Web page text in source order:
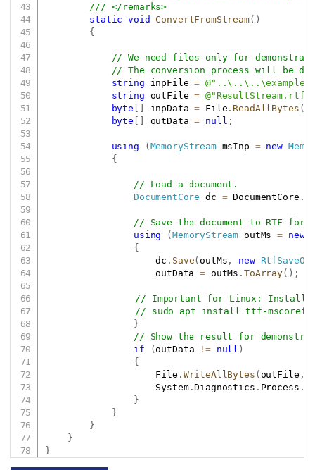
/// </remarks>
static
void ConvertFromStream( )
{
// We need files only for
// The conversion process will be
string inpFile =
string outFile = @"ResultStream.rtf"
byte
inpData = File . ReadAllBytes (
byte
outData = null ;
using ( MemoryStream msInp = new
{
// Load a document.
DocumentCore dc = DocumentCore .
// Save the document to RTF
using
( MemoryStream outMs = new
{
                    dc
. Save(outMs , new
                    outData
= outMs .ToArray( ) ;
// Important for Linux: Install
}
// Show the result for
if
(outData != null )
{
                    File
. WriteAllBytes ( outFile ,
                    System
.Diagnostics . Process .
}
}
}
}
}